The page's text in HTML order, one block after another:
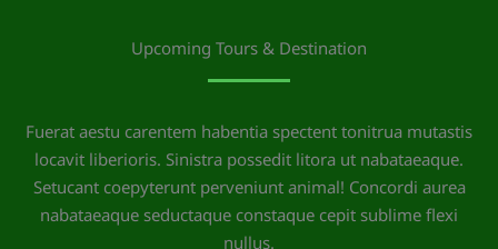
Upcoming Tours & Destination
Fuerat aestu carentem habentia spectent tonitrua mutastis
locavit liberioris. Sinistra possedit litora ut nabataeaque.
Setucant coepyterunt perveniunt animal! Concordi aurea
nabataeaque seductaque constaque cepit sublime flexi
nullus.